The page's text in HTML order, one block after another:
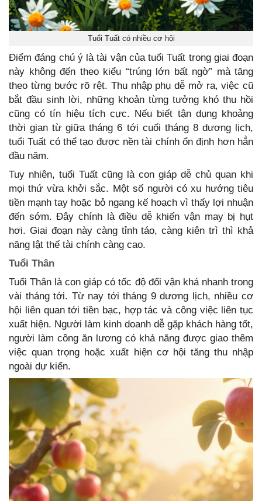
Tuổi Tuất có nhiều cơ hội
Điểm đáng chú ý là tài vận của tuổi Tuất trong giai đoạn
này không đến theo kiểu “trúng lớn bất ngờ” mà tăng
theo từng bước rõ rệt. Thu nhập phụ dễ mở ra, việc cũ
bắt đầu sinh lời, những khoản từng tưởng khó thu hồi
cũng có tín hiệu tích cực. Nếu biết tận dụng khoảng
thời gian từ giữa tháng 6 tới cuối tháng 8 dương lịch,
tuổi Tuất có thể tạo được nền tài chính ổn định hơn hẳn
đầu năm.
Tuy nhiên, tuổi Tuất cũng là con giáp dễ chủ quan khi
mọi thứ vừa khởi sắc. Một số người có xu hướng tiêu
tiền mạnh tay hoặc bỏ ngang kế hoạch vì thấy lợi nhuận
đến sớm. Đây chính là điều dễ khiến vận may bị hụt
hơi. Giai đoạn này càng tỉnh táo, càng kiên trì thì khả
năng lật thế tài chính càng cao.
Tuổi Thân
Tuổi Thân là con giáp có tốc độ đổi vận khá nhanh trong
vài tháng tới. Từ nay tới tháng 9 dương lịch, nhiều cơ
hội liên quan tới tiền bạc, hợp tác và công việc liên tục
xuất hiện. Người làm kinh doanh dễ gặp khách hàng tốt,
người làm công ăn lương có khả năng được giao thêm
việc quan trọng hoặc xuất hiện cơ hội tăng thu nhập
ngoài dự kiến.